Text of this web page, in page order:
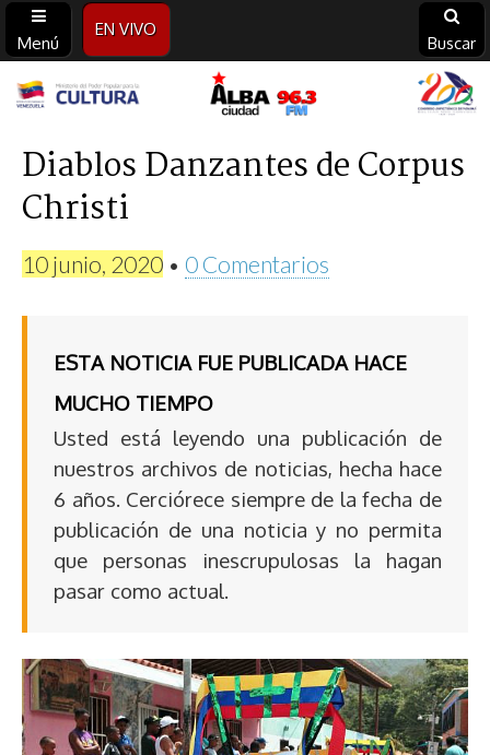
Menú
EN VIVO
Buscar
Alba
Ciudad
96.3
FM
Diablos Danzantes de Corpus
Christi
10 junio, 2020 • 0 Comentarios
ESTA NOTICIA FUE PUBLICADA HACE
MUCHO TIEMPO
Usted está leyendo una publicación de
nuestros archivos de noticias, hecha hace
6 años. Cerciórece siempre de la fecha de
publicación de una noticia y no permita
que personas inescrupulosas la hagan
pasar como actual.